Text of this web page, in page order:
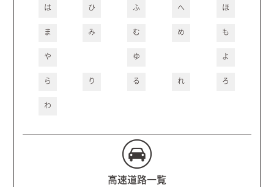
は ひ ふ へ ほ
ま み む め も
や ゆ よ
ら り る れ ろ
わ
高速道路一覧